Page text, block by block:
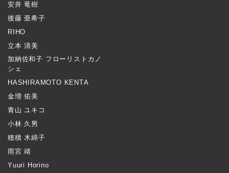
安井 竜樹
後藤 亜希子
RIHO
立本 清美
加納佐和子 フローリストカノ
シェ
HASHIRAMOTO KENTA
金増 佑美
青山 ユキコ
小林 久男
穂積 木綿子
雨宮 靖
Yuuri Horino